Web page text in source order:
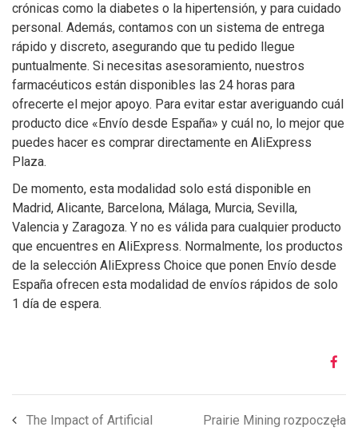
crónicas como la diabetes o la hipertensión, y para cuidado
personal. Además, contamos con un sistema de entrega
rápido y discreto, asegurando que tu pedido llegue
puntualmente. Si necesitas asesoramiento, nuestros
farmacéuticos están disponibles las 24 horas para
ofrecerte el mejor apoyo. Para evitar estar averiguando cuál
producto dice «Envío desde España» y cuál no, lo mejor que
puedes hacer es comprar directamente en AliExpress
Plaza.
De momento, esta modalidad solo está disponible en
Madrid, Alicante, Barcelona, Málaga, Murcia, Sevilla,
Valencia y Zaragoza. Y no es válida para cualquier producto
que encuentres en AliExpress. Normalmente, los productos
de la selección AliExpress Choice que ponen Envío desde
España ofrecen esta modalidad de envíos rápidos de solo
1 día de espera.
The Impact of Artificial
Prairie Mining rozpoczęła